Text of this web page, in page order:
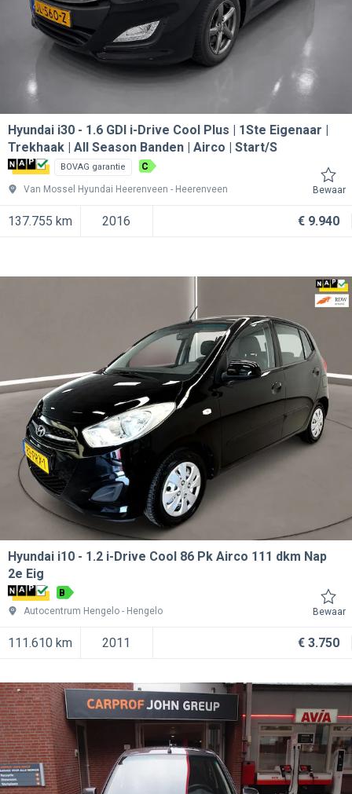
Hyundai i30
1.6 GDI i-Drive Cool Plus | 1Ste Eigenaar |
Trekhaak | All Season Banden | Airco | Start/S
BOVAG garantie C
Van Mossel Hyundai Heerenveen Heerenveen Bewaar
137.755 km 2016 € 9.940
Hyundai i10
1.2 i-Drive Cool 86 Pk Airco 111 dkm Nap
2e Eig
B
Autocentrum Hengelo
Hengelo Bewaar
111.610 km 2011 € 3.750